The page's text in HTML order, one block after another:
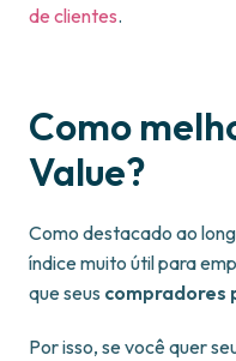
de clientes.
Como
Value?
Como destacado ao
índice muito útil para
que seus compradores
Por isso, se você quer